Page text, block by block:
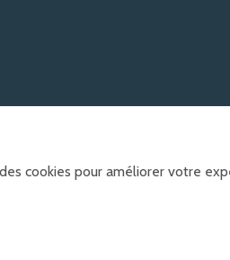
cookies pour améliorer votre